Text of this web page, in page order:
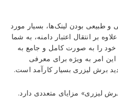
طبیعی بودن لینک‌ها، بسیار مورد
بر انتقال اعتبار دامنه، به شما
خود را به صورت کامل و جامع به
امر به ویژه برای معرفی
برش لیزری بسیار کارآمد است.
لیزری» مزایای متعددی دارد.